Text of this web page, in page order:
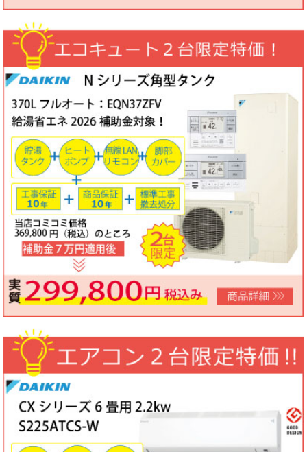
パロマ屋外式エコジョーズふろ給湯器台数限定大特価！20号オート
FH-E2011SAWL(K)マルチリモコンセットMFC-250V・標準工事費
（処分込）10年商品・工事保証付
コミコミ価格136,800円～